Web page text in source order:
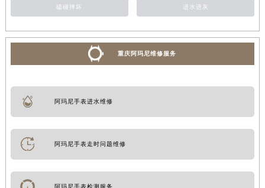
磕碰摔坏 进水进灰
重庆阿玛尼维修服务
阿玛尼手表进水维修
阿玛尼手表走时问题维修
阿玛尼手表检测服务